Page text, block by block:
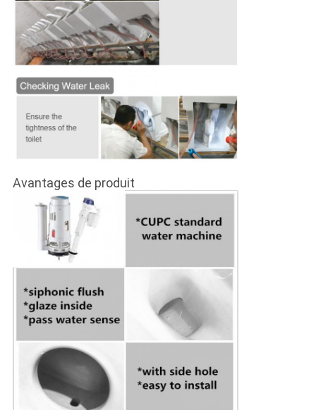
Avantages de produit